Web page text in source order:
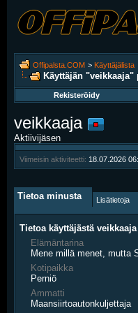
Offipalsta.COM > Käyttäjälista
Käyttäjän
Rekisteröidy
veikkaaja
Aktiivijäsen
Viimeisin aktiviteetti: 18.07.2026
Tietoa minusta Lisätietoja
Tietoa käyttäjästä veikkaaja
Elämäntarina
Mene millä menet, mutta
Kotipaikka
Perniö
Ammatti
Maansiirtoautonkuljettaja